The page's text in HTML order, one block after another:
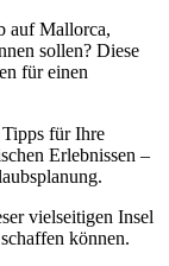
auf Mallorca,
sollen? Diese
für einen
für Ihre
Erlebnissen –
vielseitigen Insel
können.